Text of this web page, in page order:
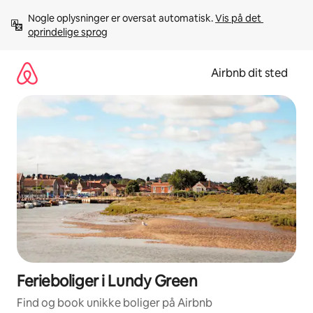
videre
Nogle oplysninger er oversat automatisk. Vis på det
oprindelige sprog
Airbnb dit sted
Ferieboliger i Lundy Green
Find og book unikke boliger på Airbnb